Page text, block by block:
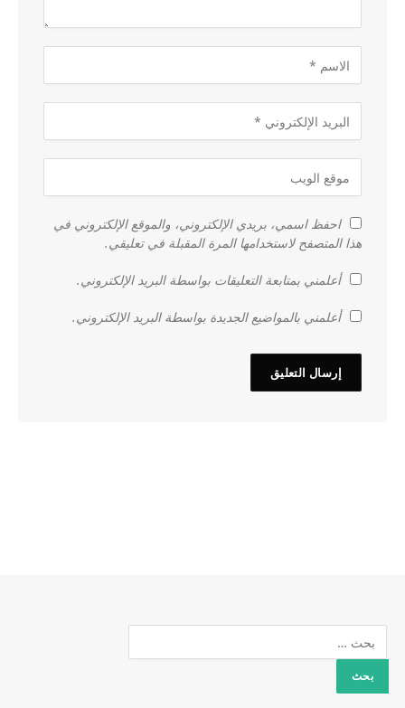
احفظ اسمي، بريدي الإلكتروني، والموقع الإلكتروني في
هذا المتصفح لاستخدامها المرة المقبلة في تعليقي.
أعلمني بمتابعة التعليقات بواسطة البريد الإلكتروني.
أعلمني بالمواضيع الجديدة بواسطة البريد الإلكتروني.